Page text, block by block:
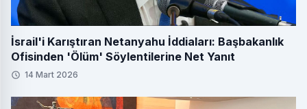
İsrail'i Karıştıran Netanyahu İddiaları: Başbakanlık
Ofisinden 'Ölüm' Söylentilerine Net Yanıt
14 Mart 2026